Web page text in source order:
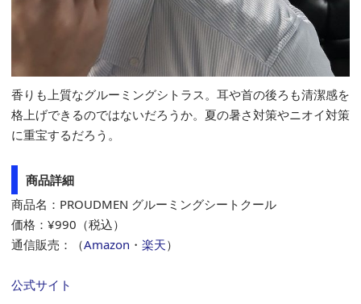
香りも上質なグルーミングシトラス。耳や首の後ろも清潔感を
格上げできるのではないだろうか。夏の暑さ対策やニオイ対策
に重宝するだろう。
商品詳細
商品名：PROUDMEN グルーミングシートクール
価格：¥990（税込）
通信販売：（Amazon ・ 楽天）
公式サイト